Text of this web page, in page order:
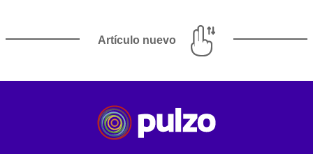
Artículo nuevo